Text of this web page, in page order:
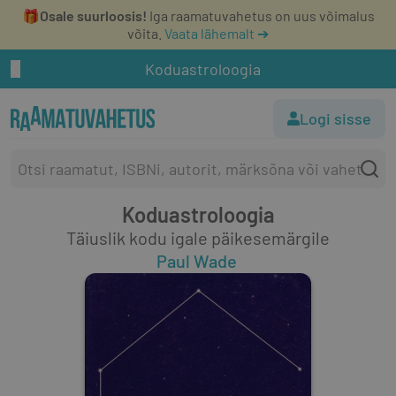
🎁Osale suurloosis! Iga raamatuvahetus on uus võimalus
võita. Vaata lähemalt ➔
Koduastroloogia
Logi sisse
Koduastroloogia
Täiuslik kodu igale päikesemärgile
Paul Wade